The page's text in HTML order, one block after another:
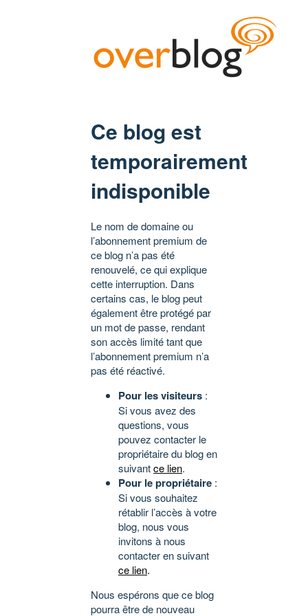
Ce blog est
temporairement
indisponible
Le nom de domaine ou
l’abonnement premium de
ce blog n’a pas été
renouvelé, ce qui explique
cette interruption. Dans
certains cas, le blog peut
également être protégé par
un mot de passe, rendant
son accès limité tant que
l’abonnement premium n’a
pas été réactivé.
Pour les visiteurs :
Si vous avez des
questions, vous
pouvez contacter le
propriétaire du blog en
suivantce lien.
Pour le propriétaire :
Si vous souhaitez
rétablir l’accès à votre
blog, nous vous
invitons à nous
contacter en suivant
ce lien.
Nous espérons que ce blog
pourra être de nouveau